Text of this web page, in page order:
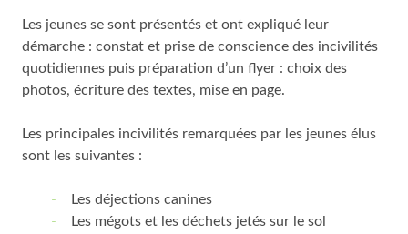
Les jeunes se sont présentés et ont expliqué leur
démarche : constat et prise de conscience des incivilités
quotidiennes puis préparation d’un flyer : choix des
photos, écriture des textes, mise en page.
Les principales incivilités remarquées par les jeunes élus
sont les suivantes :
Les déjections canines
Les mégots et les déchets jetés sur le sol